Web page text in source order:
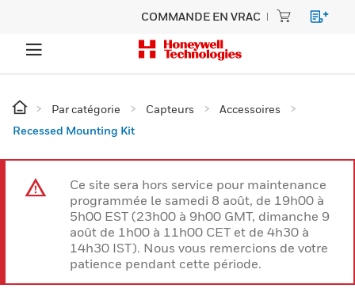
COMMANDE EN VRAC
Par catégorie Capteurs
Accessoires
Recessed Mounting Kit
Ce site sera hors service pour maintenance
programmée le samedi 8 août, de 19h00 à
5h00 EST (23h00 à 9h00 GMT, dimanche 9
août de 1h00 à 11h00 CET et de 4h30 à
14h30 IST). Nous vous remercions de votre
patience pendant cette période.